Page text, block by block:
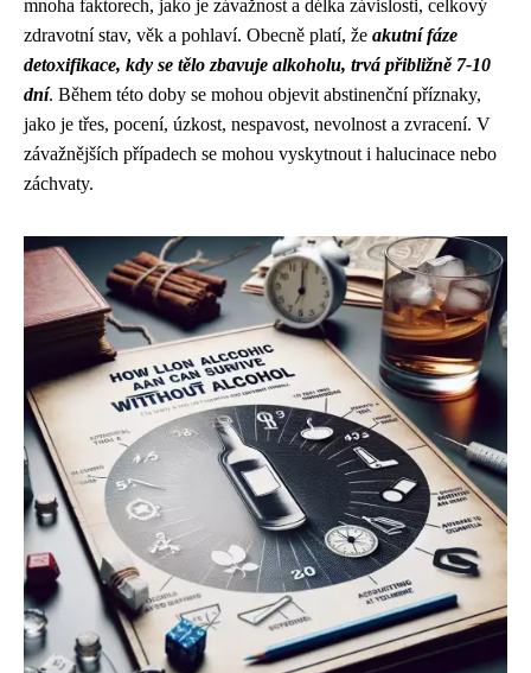
mnoha faktorech, jako je závažnost a délka závislosti, celkový
zdravotní stav, věk a pohlaví. Obecně platí, že akutní fáze
detoxifikace, kdy se tělo zbavuje alkoholu, trvá přibližně 7-10
dní. Během této doby se mohou objevit abstinenční příznaky,
jako je třes, pocení, úzkost, nespavost, nevolnost a zvracení. V
závažnějších případech se mohou vyskytnout i halucinace nebo
záchvaty.